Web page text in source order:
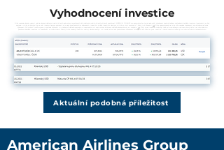
Vyhodnocení investice
Níže uvedené obrázky ukazují reálné obchody některých našich klientů nebo stavy majetkových účtů některých našich klientů, přičemž společnost IMPERIUM FINANCE s.r.o. nezaručuje, že stejné nebo vyšší zhodnocení bude výsledkem obchodování každého investora. Investování je vždy
spojené s riziky, se kterými by se měl investor nejprve seznámit, a to např. prostřednictvím dokumentu „Investiční služby, investiční nástroje a rizika s nimi související“, který je k dispozici
zde . Dále upozorňujeme na to, že níže uvedená zhodnocení jsou založena na hrubé
výkonnosti. Pro získání čistého výnosu je potřeba zohlednit vliv veškerých nákladů spojených s investováním, viz např. vzorová kalkulace nákladů obchodu, která je k dispozici
zde. Čistý výnos investice může být také ovlivněn daňovým režimem, který závisí na individuálních
poměrech každého investora a v budoucnosti se může změnit. Pokud je níže uvedený investiční nástroj denominovaný v cizí měně, tak se také prezentované zhodnocení vztahuje k této měně a výnos investice v měně investora může být ovlivněn kolísáním měnového kurzu.
Aktuální podobná příležitost
American Airlines Group